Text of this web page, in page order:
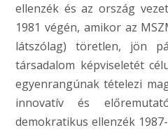
ellenzék és az ország
1981 végén, amikor az
látszólag) töretlen, jön
társadalom képviseletét
egyenrangúnak tételezi
innovatív és
demokratikus ellenzék